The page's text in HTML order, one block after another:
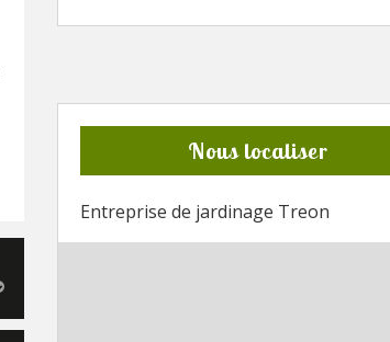
Nous localiser
Entreprise de jardinage Treon